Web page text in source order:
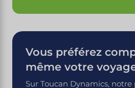
Vous préférez
même votre
Sur Toucan Dynamics,